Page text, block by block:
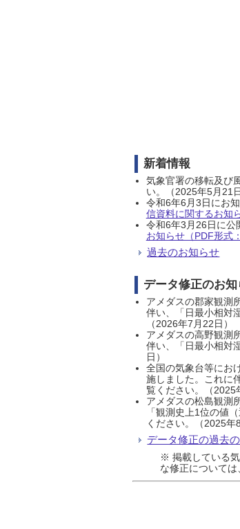
新着情報
気象官署の移転及び
い。（2025年5月21日
令和6年6月3日にお
信資料に関するお知
令和6年3月26日に公
お知らせ（PDF形式
過去のお知らせ
データ修正のお知
アメダスの郡家観測
伴い、「日最小相対
（2026年7月22日）
アメダスの高野観測
伴い、「日最小相対
日）
全国の気象台等にお
施しました。これに
覧ください。（2025
アメダスの松島観測
「観測史上1位の値
ください。（2025年
データ修正の過去
※ 掲載している
な修正については